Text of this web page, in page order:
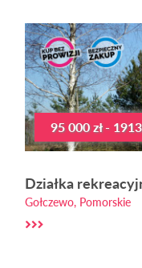
95 000 zł -
Działka
Gołczewo, Pomorskie